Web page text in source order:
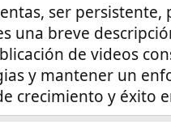
ser persistente,
una breve
de videos
y mantener un
crecimiento y éxito